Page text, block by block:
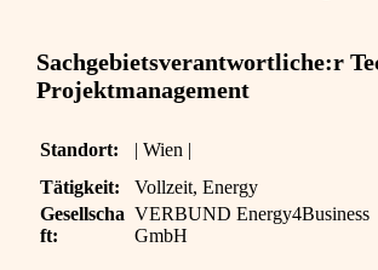
Sachgebietsverantwortliche:r
Projektmanagement
Standort: | Wien |
Tätigkeit:
Vollzeit, Energy
Gesellscha
ft:
VERBUND Energy4Business
GmbH